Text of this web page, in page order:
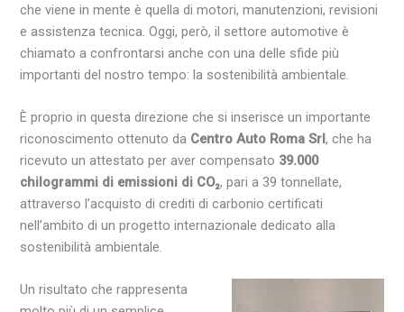
che viene in mente è quella di motori, manutenzioni, revisioni
e assistenza tecnica. Oggi, però, il settore automotive è
chiamato a confrontarsi anche con una delle sfide più
importanti del nostro tempo: la sostenibilità ambientale.
È proprio in questa direzione che si inserisce un importante
riconoscimento ottenuto da Centro Auto Roma Srl, che ha
ricevuto un attestato per aver compensato 39.000
chilogrammi di emissioni di CO₂, pari a 39 tonnellate,
attraverso l’acquisto di crediti di carbonio certificati
nell’ambito di un progetto internazionale dedicato alla
sostenibilità ambientale.
Un risultato che rappresenta